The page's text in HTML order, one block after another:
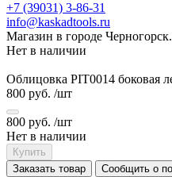
+7 (39031) 3-86-31
info@kaskadtools.ru
Магазин в городе
Нет в наличии
Облицовка PIT0014 боковая
800 руб. /шт
800 руб. /шт
Нет в наличии
Купить
Заказать товар
Сообщить о